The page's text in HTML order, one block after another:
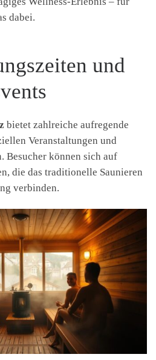
dabei.
und
bietet zahlreiche aufregende
Veranstaltungen und
können sich auf
die das traditionelle Saunieren
verbinden.